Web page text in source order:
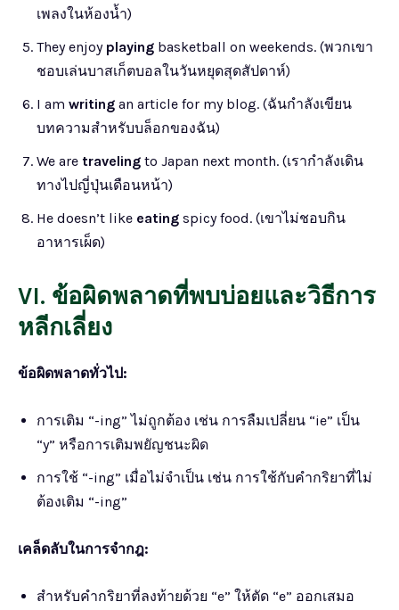
เพลงในห้องน้ำ)
They enjoy playing basketball on weekends. (พวกเขา
ชอบเล่นบาสเก็ตบอลในวันหยุดสุดสัปดาห์)
I am writing an article for my blog. (ฉันกำลังเขียน
บทความสำหรับบล็อกของฉัน)
We are traveling to Japan next month. (เรากำลังเดิน
ทางไปญี่ปุ่นเดือนหน้า)
He doesn’t like eating spicy food. (เขาไม่ชอบกิน
อาหารเผ็ด)
VI. ข้อผิดพลาดที่พบบ่อยและวิธีการ
หลีกเลี่ยง
ข้อผิดพลาดทั่วไป:
การเติม “-ing” ไม่ถูกต้อง เช่น การลืมเปลี่ยน “ie” เป็น
“y” หรือการเติมพยัญชนะผิด
การใช้ “-ing” เมื่อไม่จำเป็น เช่น การใช้กับคำกริยาที่ไม่
ต้องเติม “-ing”
เคล็ดลับในการจำกฎ:
สำหรับคำกริยาที่ลงท้ายด้วย “e” ให้ตัด “e” ออกเสมอ